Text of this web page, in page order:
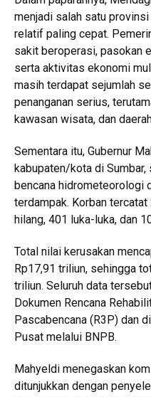
menjadi salah satu
relatif paling cepat.
sakit beroperasi, pasokan
serta aktivitas ekonomi
masih terdapat sejumlah
penanganan serius,
kawasan wisata, dan
Sementara itu, Gubernur
kabupaten/kota di
bencana hidrometeorologi
terdampak. Korban
hilang, 401 luka-luka, dan
Total nilai kerusakan
Rp17,91 triliun, sehingga
triliun. Seluruh data
Dokumen Rencana
Pascabencana (R3P) dan
Pusat melalui BNPB.
Mahyeldi menegaskan
ditunjukkan dengan